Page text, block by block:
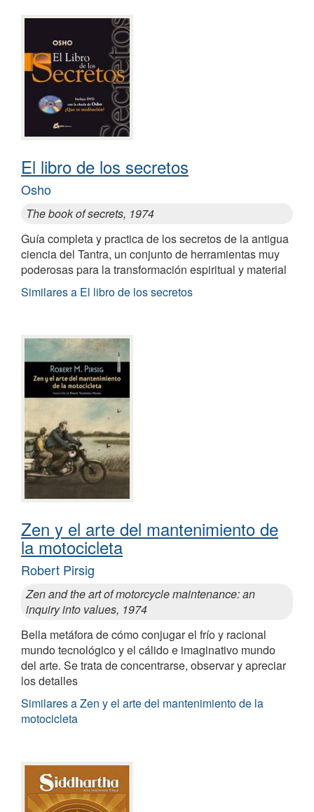
El libro de los secretos
Osho
The book of secrets, 1974
Guía completa y practica de los secretos de la antigua
ciencia del Tantra, un conjunto de herramientas muy
poderosas para la transformación espiritual y material
Similares a El libro de los secretos
Zen y el arte del mantenimiento de
la motocicleta
Robert Pirsig
Zen and the art of motorcycle maintenance: an
inquiry into values, 1974
Bella metáfora de cómo conjugar el frío y racional
mundo tecnológico y el cálido e imaginativo mundo
del arte. Se trata de concentrarse, observar y apreciar
los detalles
Similares a Zen y el arte del mantenimiento de la
motocicleta